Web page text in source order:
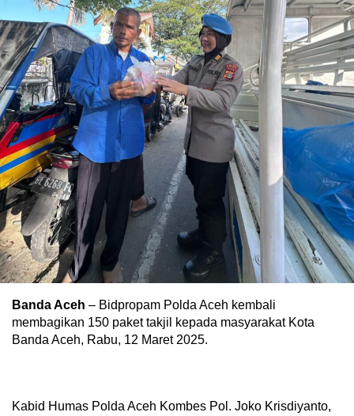
Banda Aceh – Bidpropam Polda Aceh kembali
membagikan 150 paket takjil kepada masyarakat Kota
Banda Aceh, Rabu, 12 Maret 2025.
Kabid Humas Polda Aceh Kombes Pol. Joko Krisdiyanto,